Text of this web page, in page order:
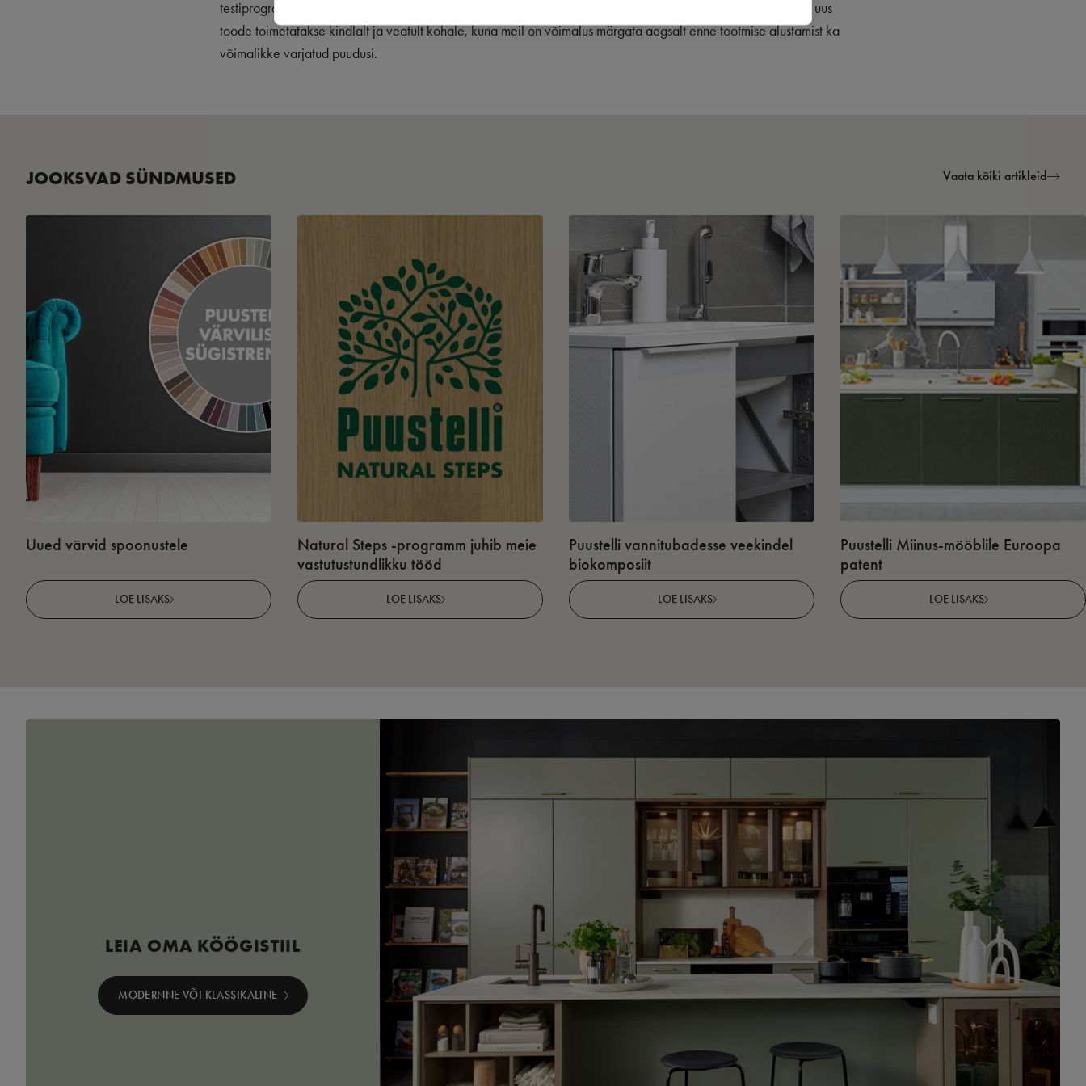
testiprogrammist ja -tellimusest kuni valmistoote kohale toimetamiseni. Nii saame me kinnitust selle kohta, et uus
toode toimetatakse kindlalt ja veatult kohale, kuna meil on võimalus märgata aegsalt enne tootmise alustamist ka
võimalikke varjatud puudusi.
JOOKSVAD SÜNDMUSED Vaata kõiki artikleid
Uued värvid spoonustele
LOE LISAKS
Natural Steps -programm juhib meie
vastutustundlikku tööd
LOE LISAKS
Puustelli vannitubadesse veekindel
biokomposiit
LOE LISAKS
Puustelli Miinus-mööblile Euroopa
patent
LOE LISAKS
LEIA OMA KÖÖGISTIIL
MODERNNE VÕI KLASSIKALINE